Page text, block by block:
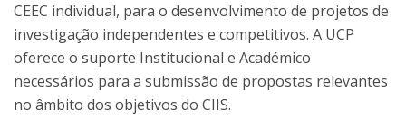
CEEC individual, para o desenvolvimento de projetos de
investigação independentes e competitivos. A UCP
oferece o suporte Institucional e Académico
necessários para a submissão de propostas relevantes
no âmbito dos objetivos do CIIS.